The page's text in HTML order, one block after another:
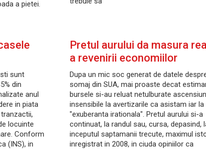
a pietei.
sunt
din
anul
in piata
locuinte
Conform
(INS), in
Pretul aurului da masura
a revenirii economiilor
Dupa un mic soc generat de datele
somaj din SUA, mai proaste decat
bursele si-au reluat netulburate
insensibile la avertizarile ca asistam iar la
"exuberanta irationala". Pretul aurului si-a
continuat, la randul sau, cursa, depasind,
inceputul saptamanii trecute, maximul
inregistrat in 2008, in ciuda opiniilor ca